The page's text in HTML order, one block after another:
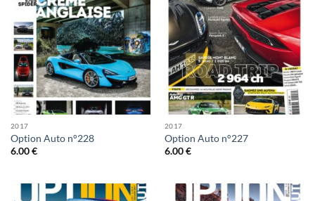
2017
Option Auto n°228
6.00€
2017
Option Auto n°227
6.00€